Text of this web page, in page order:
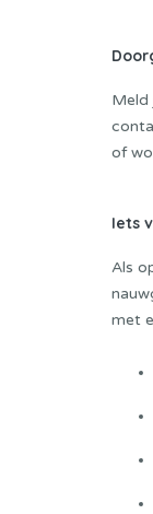
Meld
of
Iets
Als
met